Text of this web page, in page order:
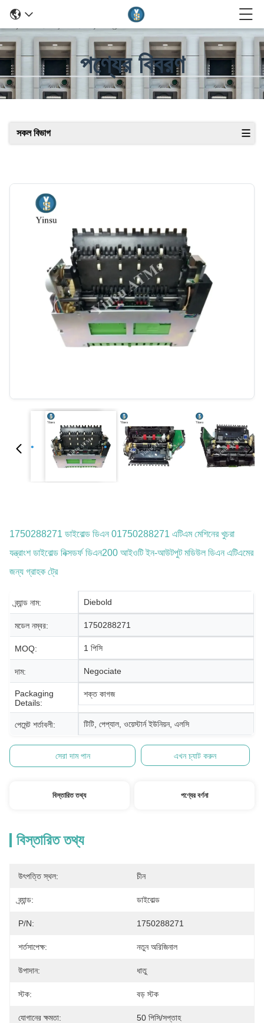
পণ্যের বিবরণ
সকল বিভাগ
1750288271 ডাইবোল্ড ডিএন 01750288271 এটিএম মেশিনের খুচরা
যন্ত্রাংশ ডাইবোল্ড নিক্সডর্ফ ডিএন200 আইওটি ইন-আউটপুট মডিউল ডিএন এটিএমের
জন্য গ্রাহক ট্রে
ব্র্যান্ড নাম: Diebold
মডেল নম্বর: 1750288271
MOQ: 1 পিসি
দাম: Negociate
Packaging
Details:
শক্ত কাগজ
পেমেন্ট শর্তাবলী: টিটি, পেপ্যাল, ওয়েস্টার্ন ইউনিয়ন, এলসি
সেরা দাম পান এখন চ্যাট করুন
বিস্তারিত তথ্য পণ্যের বর্ণনা
বিস্তারিত তথ্য
উৎপত্তি স্থল: চীন
ব্র্যান্ড: ডাইবোল্ড
P/N: 1750288271
শর্তসাপেক্ষ: নতুন অরিজিনাল
উপাদান: ধাতু
স্টক: বড় স্টক
যোগানের ক্ষমতা: 50 পিসি/সপ্তাহ